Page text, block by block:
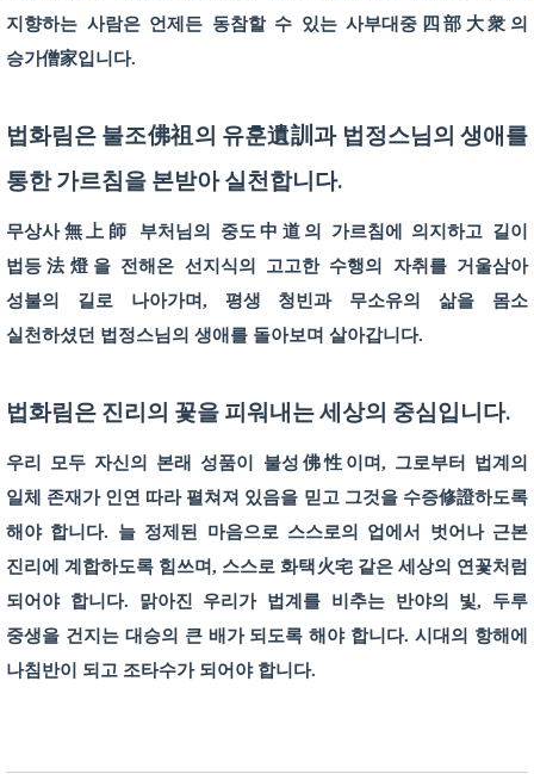
지향하는 사람은 언제든 동참할 수 있는 사부대중四部大衆의
승가僧家입니다.
법화림은 불조佛祖의 유훈遺訓과 법정스님의 생애를
통한 가르침을 본받아 실천합니다.
무상사無上師 부처님의 중도中道의 가르침에 의지하고 길이
법등法燈을 전해온 선지식의 고고한 수행의 자취를 거울삼아
성불의 길로 나아가며, 평생 청빈과 무소유의 삶을 몸소
실천하셨던 법정스님의 생애를 돌아보며 살아갑니다.
법화림은 진리의 꽃을 피워내는 세상의 중심입니다.
우리 모두 자신의 본래 성품이 불성佛性이며, 그로부터 법계의
일체 존재가 인연 따라 펼쳐져 있음을 믿고 그것을 수증修證하도록
해야 합니다. 늘 정제된 마음으로 스스로의 업에서 벗어나 근본
진리에 계합하도록 힘쓰며, 스스로 화택火宅 같은 세상의 연꽃처럼
되어야 합니다. 맑아진 우리가 법계를 비추는 반야의 빛, 두루
중생을 건지는 대승의 큰 배가 되도록 해야 합니다. 시대의 항해에
나침반이 되고 조타수가 되어야 합니다.